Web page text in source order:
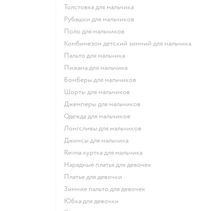
Толстовка для мальчика
Рубашки для мальчиков
Поло для мальчиков
Комбинезон детский зимний для мальчика
Пальто для мальчика
Пижама для мальчика
Бомберы для мальчиков
Шорты для мальчиков
Джемперы для мальчиков
Одежда для мальчиков
Лонгсливы для мальчиков
Джинсы для мальчика
Reima куртка для мальчика
Нарядные платья для девочек
Платье для девочки
Зимние пальто для девочек
Юбка для девочки